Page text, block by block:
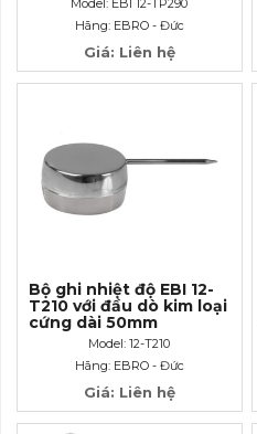
Model: EBI 12-TP290
Hãng: EBRO - Đức
Giá: Liên hệ
Bộ ghi nhiệt độ EBI 12-
T210 với đầu dò kim loại
cứng dài 50mm
Model: 12-T210
Hãng: EBRO - Đức
Giá: Liên hệ